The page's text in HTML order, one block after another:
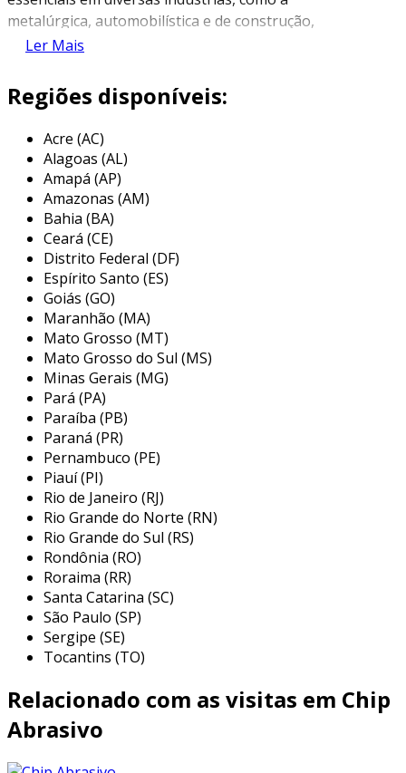
metalúrgica, automobilística e de construção,
onde são empregados para cortar, moldar ou
incluir produtos como óxido de alumínio, silício
e carbeto, cada um oferecendo diferentes
propriedades que podem ser aproveitadas
conforme a necessidade do projeto.
a importância de um fornecedor especializado
nesse segmento reside na sua capacidade de
oferecer os tipos corretos de abrasivos para
cada aplicação. isso garante não apenas o
desempenho otimizado das máquinas, mas
também a segurança na execução das
operações. além disso, os fornecedores
costumam fornecer orientações sobre a
utilização adequada de seus produtos,
favorecendo uma experiência mais segura e
eficiente para o consumidor final.
principais aplicações dos chips
abrasivos minerais
os chips abrasivos minerais têm uma ampla
gama de aplicações, refletindo a versatilidade
desses materiais. eles são utilizados
principalmente em processos que exigem um
acabamento preciso e de qualidade nas
superfícies, como a indústria de revestimentos,
fabricação de ferramentas e montagem de
peças mecânicas. entre suas aplicações mais
corte e desbaste:chips abrasivos são
utilizados em lâminas e discos de corte
Ler Mais
Regiões disponíveis:
Acre (AC)
Alagoas (AL)
Amapá (AP)
Amazonas (AM)
Bahia (BA)
Ceará (CE)
Distrito Federal (DF)
Espírito Santo (ES)
Goiás (GO)
Maranhão (MA)
Mato Grosso (MT)
Mato Grosso do Sul (MS)
Minas Gerais (MG)
Pará (PA)
Paraíba (PB)
Paraná (PR)
Pernambuco (PE)
Piauí (PI)
Rio de Janeiro (RJ)
Rio Grande do Norte (RN)
Rio Grande do Sul (RS)
Rondônia (RO)
Roraima (RR)
Santa Catarina (SC)
São Paulo (SP)
Sergipe (SE)
Tocantins (TO)
Relacionado com as visitas em Chip
Abrasivo